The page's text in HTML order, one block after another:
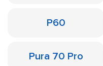
P60
Pura 70 Pro